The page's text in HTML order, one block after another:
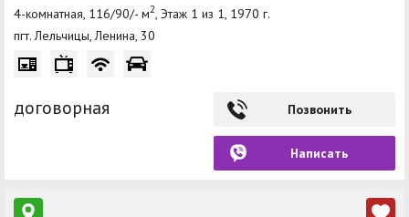
4-комнатная, 116/90/- м2 , Этаж 1 из 1, 1970 г.
пгт. Лельчицы, Ленина, 30
договорная Позвонить
Написать